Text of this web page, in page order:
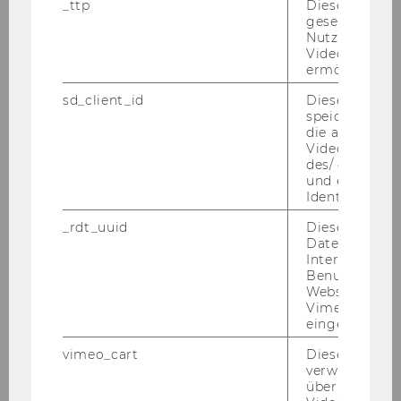
Ich habe verstanden, dass die Teilnahme an
der Diskussion nur vor Ort an der Uni
Ich willige ein, dass meine persönlichen
_ttp
Dieser
gesetzt, um
Nutzung des
Videoplayers
ermöglichen
sd_client_id
Dieses Cookie
speichert
die aktuellen
des/ der
und einen
_rdt_uuid
Dieses
Daten über
Interaktionen
Websites, auf
Vimeo-Video
eingebettet
vimeo_cart
Dieses
verwendet,
überprüfen,